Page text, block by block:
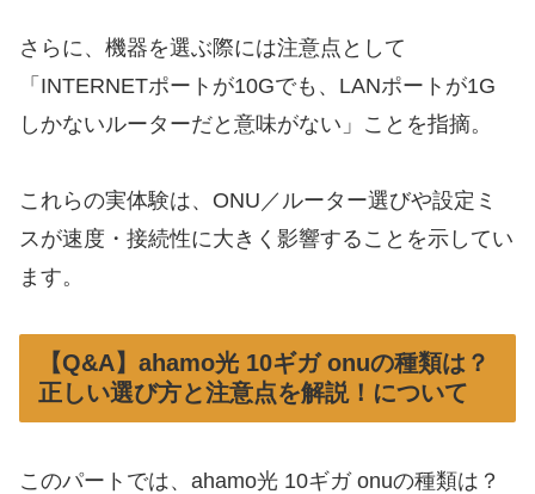
さらに、機器を選ぶ際には注意点として
「INTERNETポートが10Gでも、LANポートが1G
しかないルーターだと意味がない」ことを指摘。
これらの実体験は、ONU／ルーター選びや設定ミ
スが速度・接続性に大きく影響することを示してい
ます。
【Q&A】ahamo光 10ギガ onuの種類は？
正しい選び方と注意点を解説！について
このパートでは、ahamo光 10ギガ onuの種類は？